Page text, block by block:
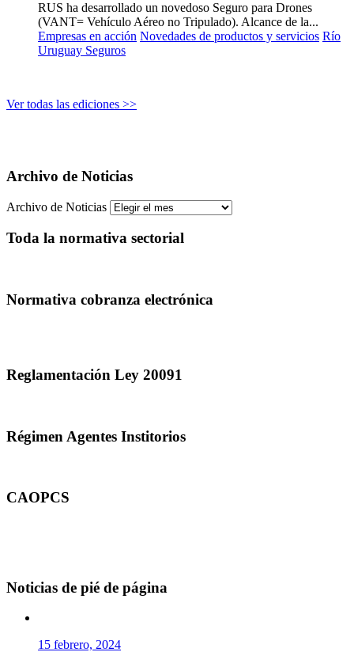
RUS ha desarrollado un novedoso Seguro para Drones
(VANT= Vehículo Aéreo no Tripulado). Alcance de la...
Empresas en acción Novedades de productos y servicios Río
Uruguay Seguros
Ver todas las ediciones >>
Archivo de Noticias
Archivo de Noticias
Toda la normativa sectorial
Normativa cobranza electrónica
Reglamentación Ley 20091
Régimen Agentes Institorios
CAOPCS
Noticias de pié de página
15 febrero, 2024